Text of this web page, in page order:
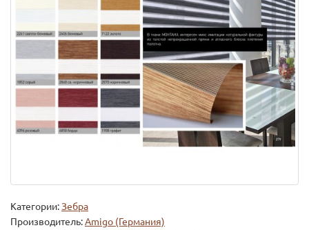
Категории:Зебра
Производитель:Amigo (Германия)